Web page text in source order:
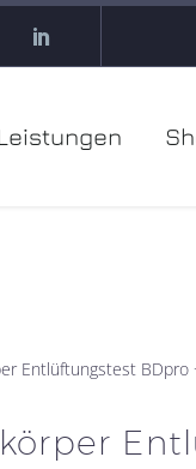
Entlüftungstest BDpro